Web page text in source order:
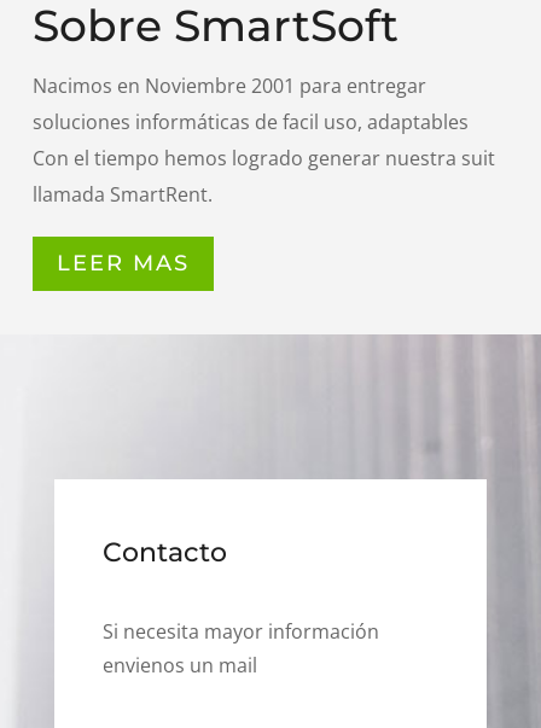
Sobre SmartSoft
Nacimos en Noviembre 2001 para entregar
soluciones informáticas de facil uso, adaptables
Con el tiempo hemos logrado generar nuestra suit
llamada SmartRent.
LEER MAS
Contacto
Si necesita mayor información
envienos un mail